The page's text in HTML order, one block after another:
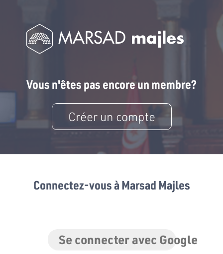
Vous n'êtes pas encore un membre?
Créer un compte
Connectez-vous à Marsad Majles
Se connecter avec Google